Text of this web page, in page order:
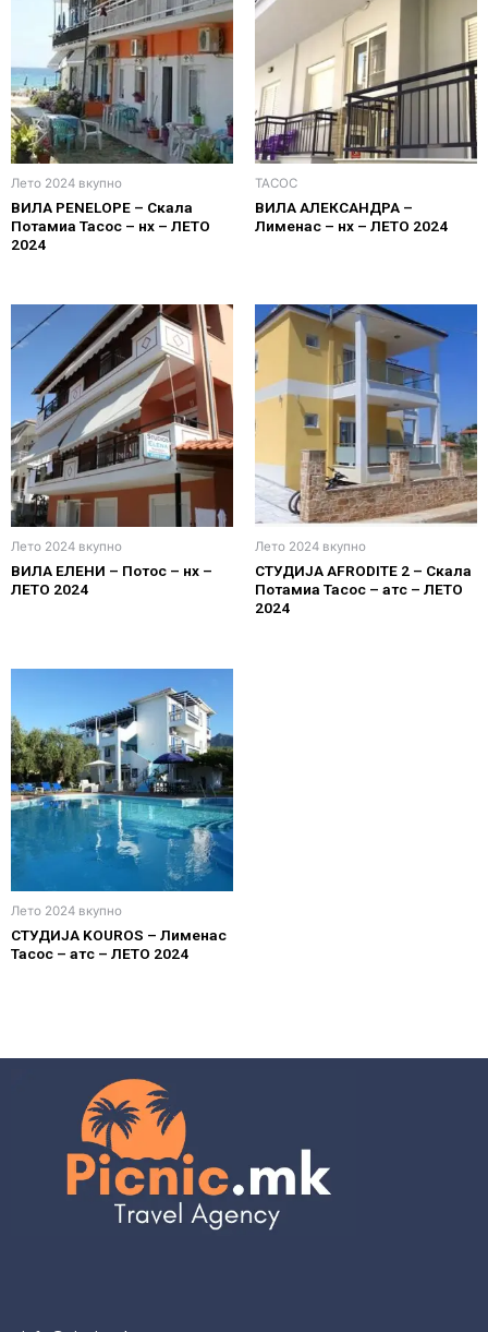
Лето 2024 вкупно
ВИЛА PENELOPE – Скала
Потамиа Тасос – нх – ЛЕТО
2024
ТАСОС
ВИЛА АЛЕКСАНДРА –
Лименас – нх – ЛЕТО 2024
Лето 2024 вкупно
ВИЛА ЕЛЕНИ – Потос – нх –
ЛЕТО 2024
Лето 2024 вкупно
СТУДИЈА AFRODITE 2 – Скала
Потамиа Тасос – атс – ЛЕТО
2024
Лето 2024 вкупно
СТУДИЈА KOUROS – Лименас
Тасос – атс – ЛЕТО 2024